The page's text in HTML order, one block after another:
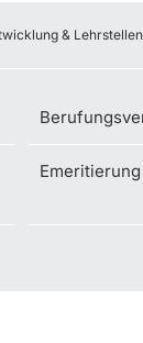
weitere
Emeritierung
& Lehrstellen